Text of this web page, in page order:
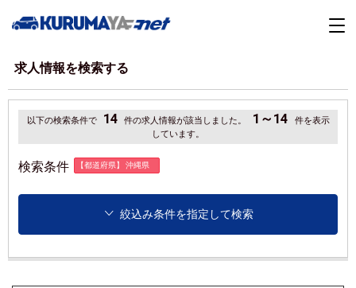
求人情報を検索する
以下の検索条件で 14 件の求人情報が該当しました。 1～14
件を表示
しています。
検索条件 【都道府県】 沖縄県
絞込み条件を指定して検索